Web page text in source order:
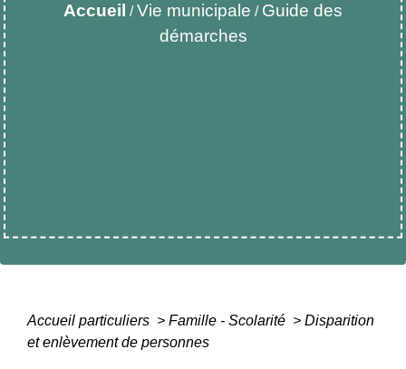
Accueil / Vie municipale / Guide des
démarches
Accueil particuliers > Famille - Scolarité > Disparition
et enlèvement de personnes